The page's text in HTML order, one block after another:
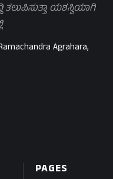
PAGES
ತಲುಪಿಸುತ್ತಾ ಯಶಸ್ವಿಯಾಗಿ
Agrahara,